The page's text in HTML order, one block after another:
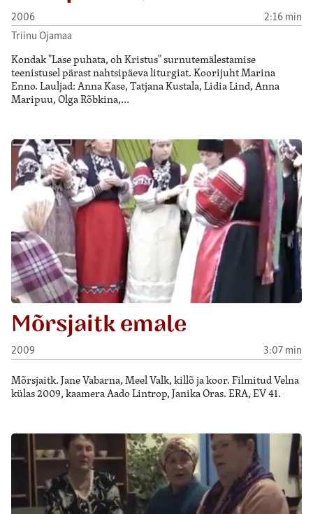
2006
2:16 min
Triinu Ojamaa
Kondak "Lase puhata, oh Kristus" surnutemälestamise
teenistusel pärast nahtsipäeva liturgiat. Koorijuht Marina
Enno. Lauljad: Anna Kase, Tatjana Kustala, Lidia Lind, Anna
Maripuu, Olga Rõbkina,…
Mõrsjaitk emale
2009 3:07 min
Mõrsjaitk. Jane Vabarna, Meel Valk, killõ ja koor. Filmitud Velna
külas 2009, kaamera Aado Lintrop, Janika Oras. ERA, EV 41.